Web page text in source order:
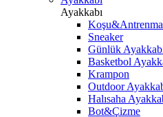
Ayakkabı
Sneaker
Günlük
Basketbol
Krampon
Outdoor
Halısaha
Bot&Çizme